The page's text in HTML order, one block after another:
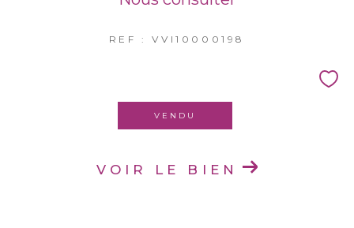
REF : VVI10000198
VENDU
VOIR LE BIEN